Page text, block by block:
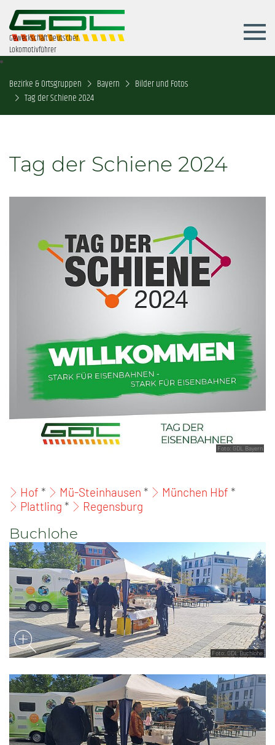
Gewerkschaft Deutscher
Lokomotivführer
Bezirke & Ortsgruppen Bayern
Bilder und Fotos
Tag der Schiene 2024
Tag der Schiene 2024
Foto: GDL Bayern
Hof * Mü-Steinhausen * München Hbf *
Plattling * Regensburg
Buchlohe
Foto: GDL Buchlohe